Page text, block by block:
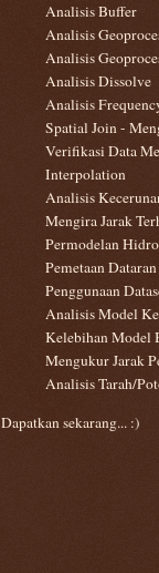
Analisis Buffer
Analisis
Analisis
Analisis Dissolve
Analisis
Spatial Join -
Verifikasi Data
Interpolation
Analisis
Mengira Jarak
Permodelan
Pemetaan
Penggunaan
Analisis Model
Kelebihan Model
Mengukur Jarak
Analisis Tarah/
Dapatkan sekarang... :)